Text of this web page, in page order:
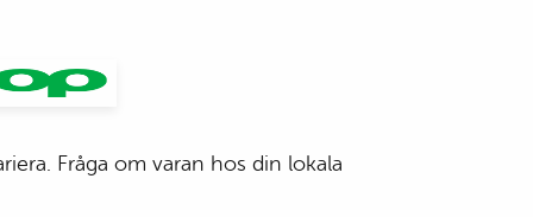
Fråga om varan hos din lokala